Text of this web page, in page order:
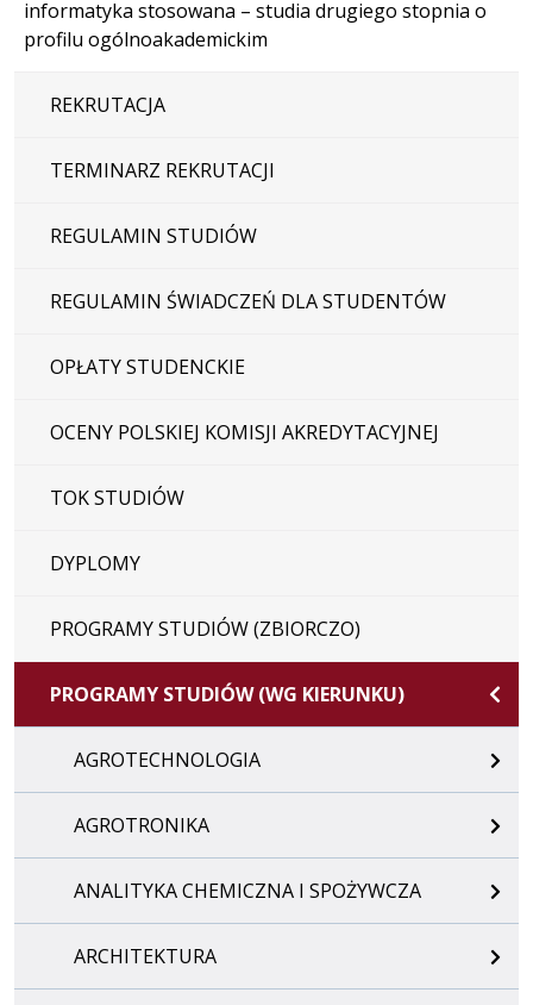
informatyka stosowana – studia drugiego stopnia o
profilu ogólnoakademickim
REKRUTACJA
TERMINARZ REKRUTACJI
REGULAMIN STUDIÓW
REGULAMIN ŚWIADCZEŃ DLA STUDENTÓW
OPŁATY STUDENCKIE
OCENY POLSKIEJ KOMISJI AKREDYTACYJNEJ
TOK STUDIÓW
DYPLOMY
PROGRAMY STUDIÓW (ZBIORCZO)
PROGRAMY STUDIÓW (WG KIERUNKU)
AGROTECHNOLOGIA
AGROTRONIKA
ANALITYKA CHEMICZNA I SPOŻYWCZA
ARCHITEKTURA